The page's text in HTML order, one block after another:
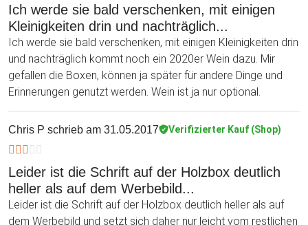
Ich werde sie bald verschenken, mit einigen
Kleinigkeiten drin und nachträglich...
Ich werde sie bald verschenken, mit einigen Kleinigkeiten drin
und nachträglich kommt noch ein 2020er Wein dazu. Mir
gefallen die Boxen, können ja später für andere Dinge und
Erinnerungen genutzt werden. Wein ist ja nur optional.
Chris P schrieb am 31.05.2017 Verifizierter Kauf (Shop)
Leider ist die Schrift auf der Holzbox deutlich
heller als auf dem Werbebild...
Leider ist die Schrift auf der Holzbox deutlich heller als auf
dem Werbebild und setzt sich daher nur leicht vom restlichen